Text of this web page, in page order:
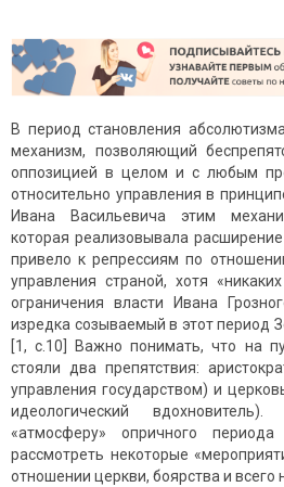
В период становления
механизм, позволяющий
оппозицией в целом и с любым
относительно управления в
Ивана Васильевича этим
которая реализовывала
привело к репрессиям по
управления страной, хотя
ограничения власти Ивана
изредка созываемый в этот период
[1, с.10] Важно понимать, что на
стояли два препятствия:
управления государством) и
идеологический
«атмосферу» опричного
рассмотреть некоторые
отношении церкви, боярства и всего